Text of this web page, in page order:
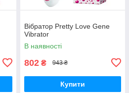
Вібратор Pretty Love Gene
Vibrator
В наявності
802 ₴ 943 ₴
Купити